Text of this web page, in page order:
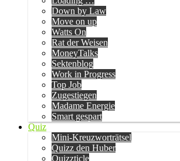
Down by Law
Move on up
Watts On
Rat der Weisen
MoneyTalks
Sektenblog
Work in Progress
Top Job
Zugestiegen
Madame Energie
Smart gespart
Quiz
Mini-Kreuzworträtsel
Quizz den Huber
Quizzticle